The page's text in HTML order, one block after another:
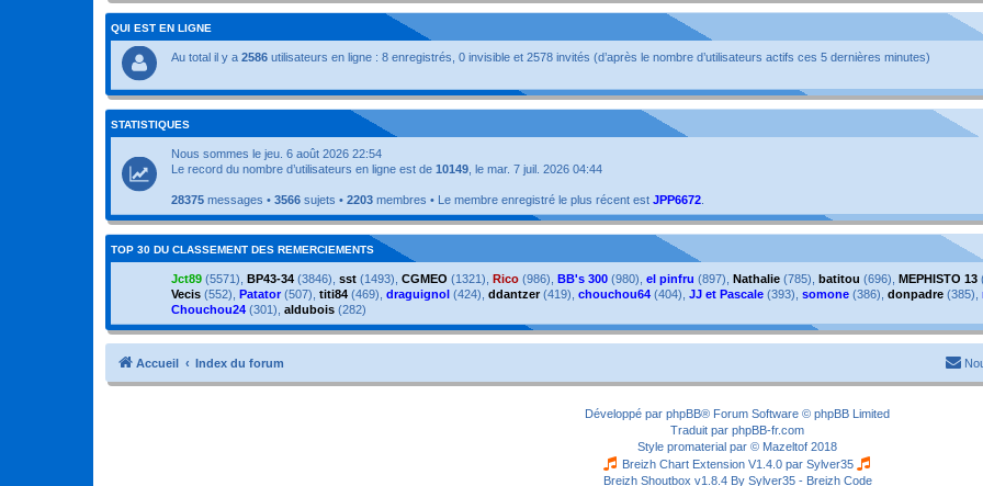
QUI EST EN LIGNE
Au total il y a 2586 utilisateurs en ligne : 8 enregistrés, 0 invisible et 2578 invités (d’après le nombre d’utilisateurs actifs ces 5 dernières minutes)
STATISTIQUES
Nous sommes le jeu. 6 août 2026 22:54
Le record du nombre d’utilisateurs en ligne est de 10149 , le mar. 7 juil. 2026 04:44
28375 messages • 3566 sujets • 2203 membres • Le membre enregistré le plus récent est JPP6672
TOP 30 DU CLASSEMENT DES REMERCIEMENTS
Jct89 (5571), BP43-34 (3846), sst (1493), CGMEO (1321), Rico (986), BB's 300 (980), el pinfru (897), Nathalie (785), batitou (696), MEPHISTO 13
Vecis (552), Patator (507), titi84 (469), draguignol (424), ddantzer(419), chouchou64 (404), JJ et Pascale (393), somone (386), donpadre (385),
Chouchou24 (301), aldubois (282)
Accueil Index du forum
Développé par phpBB® Forum Software © phpBB Limited
Traduit par phpBB-fr.com
Style promaterial par © Mazeltof 2018
Breizh Chart Extension V1.4.0 par Sylver35
Breizh Shoutbox v1.8.4 By Sylver35 - Breizh Code